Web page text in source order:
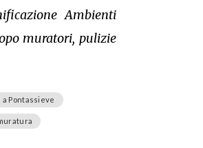
Ambienti
muratori, pulizie
Pontassieve